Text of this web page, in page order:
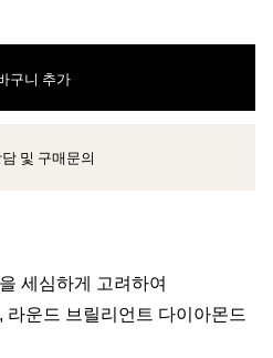
구니 추가
문의하거나 예약하세요
및 구매문의
세심하게 고려하여
운드 브릴리언트 다이아몬드